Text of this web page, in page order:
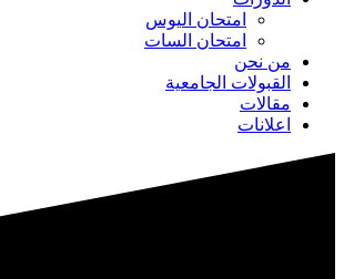
امتحان اليوس
امتحان السات
من نحن
القبولات الجامعية
مقالات
اعلانات